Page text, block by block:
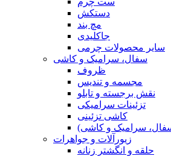
دستکش
مچ بند
جاکلیدی
سایر محصولات چرمی
سفال، سرامیک و کاشی
ظروف
مجسمه و تندیس
نقش برجسته و تابلو
تزئینات سرامیکی
کاشی تزئینی
سرامیک و کاشی)
زیورآلات و جواهرات
حلقه و انگشتر زنانه